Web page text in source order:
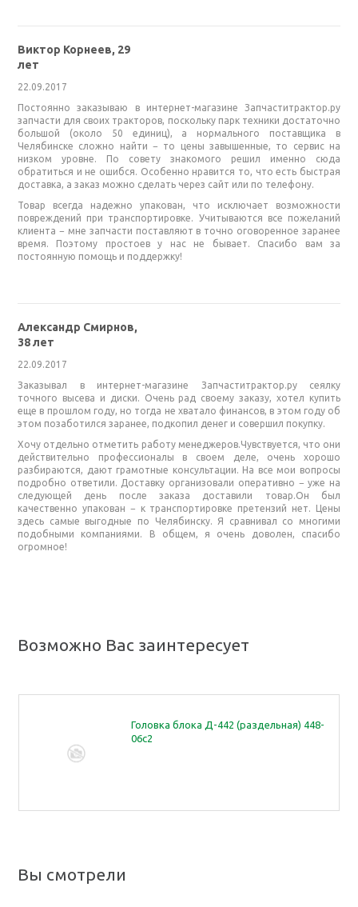
Виктор Корнеев, 29
лет
22.09.2017
Постоянно заказываю в интернет-магазине Запчаститрактор.ру
запчасти для своих тракторов, поскольку парк техники достаточно
большой (около 50 единиц), а нормального поставщика в
Челябинске сложно найти − то цены завышенные, то сервис на
низком уровне. По совету знакомого решил именно сюда
обратиться и не ошибся. Особенно нравится то, что есть быстрая
доставка, а заказ можно сделать через сайт или по телефону.
Товар всегда надежно упакован, что исключает возможности
повреждений при транспортировке. Учитываются все пожеланий
клиента − мне запчасти поставляют в точно оговоренное заранее
время. Поэтому простоев у нас не бывает. Спасибо вам за
постоянную помощь и поддержку!
Александр Смирнов,
38 лет
22.09.2017
Заказывал в интернет-магазине Запчаститрактор.ру сеялку
точного высева и диски. Очень рад своему заказу, хотел купить
еще в прошлом году, но тогда не хватало финансов, в этом году об
этом позаботился заранее, подкопил денег и совершил покупку.
Хочу отдельно отметить работу менеджеров.Чувствуется, что они
действительно профессионалы в своем деле, очень хорошо
разбираются, дают грамотные консультации. На все мои вопросы
подробно ответили. Доставку организовали оперативно − уже на
следующей день после заказа доставили товар.Он был
качественно упакован − к транспортировке претензий нет. Цены
здесь самые выгодные по Челябинску. Я сравнивал со многими
подобными компаниями. В общем, я очень доволен, спасибо
огромное!
Возможно Вас заинтересует
Головка блока Д-442 (раздельная) 448-
06с2
Вы смотрели